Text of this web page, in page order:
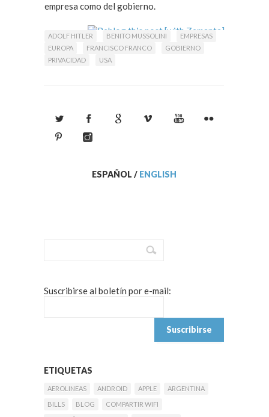
empresa como del gobierno.
ADOLF HITLER BENITO MUSSOLINI
EMPRESAS
EUROPA
FRANCISCO FRANCO
GOBIERNO
PRIVACIDAD
USA
ESPAÑOL / ENGLISH
Suscribirse al boletín por e-mail:
ETIQUETAS
AEROLINEAS ANDROID APPLE
ARGENTINA
BILLS
BLOG
COMPARTIR WIFI